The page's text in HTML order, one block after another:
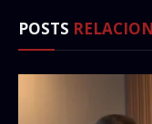
POSTS